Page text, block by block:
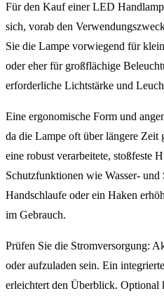
Für den Kauf einer LED
sich, vorab den
Sie die Lampe vorwiegend für
oder eher für großflächige
erforderliche Lichtstärke und
Eine ergonomische Form und
da die Lampe oft über längere Zeit
eine robust verarbeitete, stoßfeste
Schutzfunktionen wie Wasser-
Handschlaufe oder ein Haken
im Gebrauch.
Prüfen Sie die Stromversorgung:
oder aufzuladen sein. Ein
erleichtert den Überblick. Optional